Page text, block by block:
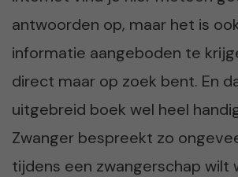
antwoorden op, maar het is
informatie aangeboden te
direct maar op zoek bent. En
uitgebreid boek wel heel
Zwanger bespreekt zo
tijdens een zwangerschap wilt